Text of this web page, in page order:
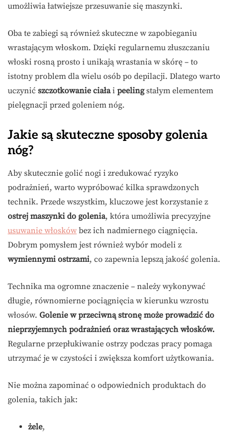
umożliwia łatwiejsze przesuwanie się maszynki.
Oba te zabiegi są również skuteczne w zapobieganiu
wrastającym włoskom. Dzięki regularnemu złuszczaniu
włoski rosną prosto i unikają wrastania w skórę – to
istotny problem dla wielu osób po depilacji. Dlatego warto
uczynić szczotkowanie ciałai peelingstałym elementem
pielęgnacji przed goleniem nóg.
Jakie są skuteczne sposoby golenia
nóg?
Aby skutecznie golić nogi i zredukować ryzyko
podrażnień, warto wypróbować kilka sprawdzonych
technik. Przede wszystkim, kluczowe jest korzystanie z
ostrej maszynki do golenia, która umożliwia precyzyjne
usuwanie włosków bez ich nadmiernego ciągnięcia.
Dobrym pomysłem jest również wybór modeli z
wymiennymi ostrzami, co zapewnia lepszą jakość golenia.
Technika ma ogromne znaczenie – należy wykonywać
długie, równomierne pociągnięcia w kierunku wzrostu
włosów. Golenie w przeciwną stronę może prowadzić do
nieprzyjemnych podrażnień oraz wrastających włosków.
Regularne przepłukiwanie ostrzy podczas pracy pomaga
utrzymać je w czystości i zwiększa komfort użytkowania.
Nie można zapominać o odpowiednich produktach do
golenia, takich jak:
żele,